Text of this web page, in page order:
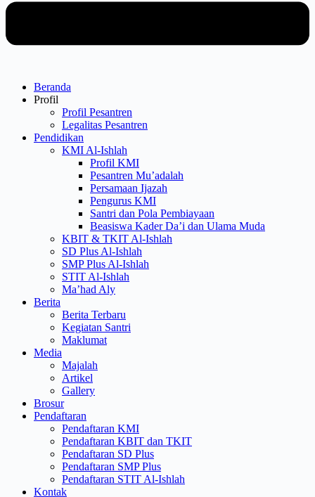
Beranda
Profil
Profil Pesantren
Legalitas Pesantren
Pendidikan
KMI Al-Ishlah
Profil KMI
Pesantren Mu’adalah
Persamaan Ijazah
Pengurus KMI
Santri dan Pola Pembiayaan
Beasiswa Kader Da’i dan Ulama Muda
KBIT & TKIT Al-Ishlah
SD Plus Al-Ishlah
SMP Plus Al-Ishlah
STIT Al-Ishlah
Ma’had Aly
Berita
Berita Terbaru
Kegiatan Santri
Maklumat
Media
Majalah
Artikel
Gallery
Brosur
Pendaftaran
Pendaftaran KMI
Pendaftaran KBIT dan TKIT
Pendaftaran SD Plus
Pendaftaran SMP Plus
Pendaftaran STIT Al-Ishlah
Kontak